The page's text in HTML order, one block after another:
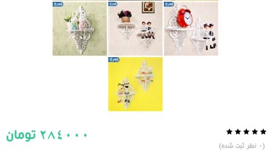
از
50
(
0 نظر ثبت شده)
284000 تومان